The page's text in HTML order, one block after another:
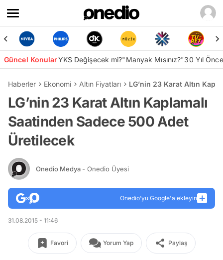
Güncel KonularYKS Değişecek mi?"Manyak Mısınız?"30 Yıl
Haberler Ekonomi Altın Fiyatları LG’nin 23 Karat Altın
LG’nin 23 Karat Altın Kaplamalı
Saatinden Sadece 500 Adet
Üretilecek
Onedio Medya - Onedio Üyesi
Onedio’yu Google'a ekleyin
31.08.2015 - 11:46
Favori Yorum Yap Paylaş